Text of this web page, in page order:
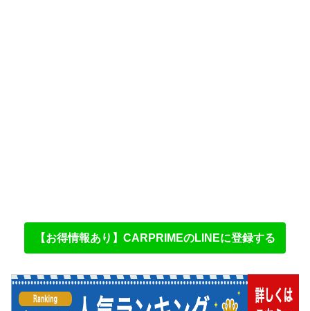
【お得情報あり】CARPRIMEのLINEに登録する